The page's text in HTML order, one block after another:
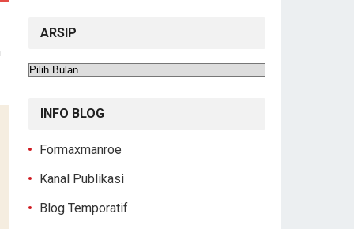
ARSIP
Arsip
INFO BLOG
Formaxmanroe
Kanal Publikasi
Blog Temporatif